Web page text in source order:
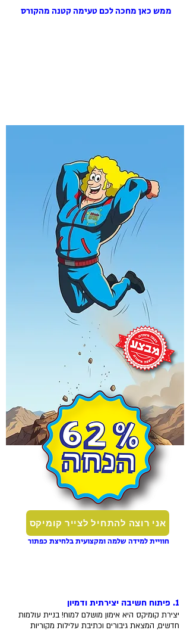
ממש כאן מחכה לכם טעימה קטנה מהקורס
אני רוצה להתחיל לצייר קומיקס
חוויית למידה שלמה ומקצועית בלחיצת כפתור
1. פיתוח חשיבה יצירתית ודמיון
יצירת קומיקס היא אימון מושלם למוח! בניית עולמות
חדשים, המצאת גיבורים וכתיבת עלילות מקוריות